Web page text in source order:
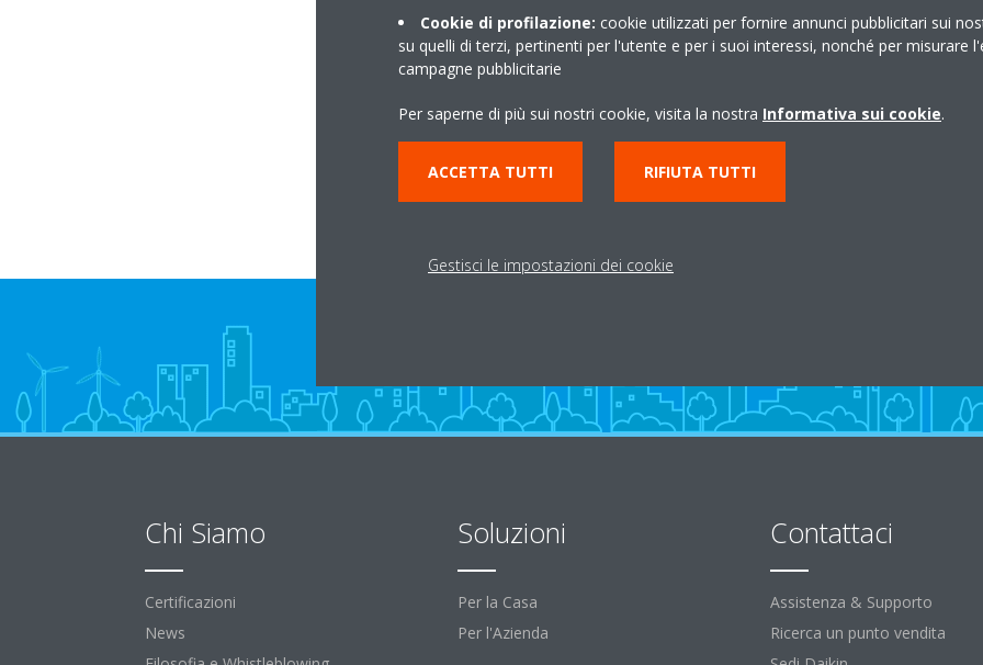
VIA GALILEI 26/A
22078 TURATECO
02.9688368
Chi Siamo
Certificazioni
News
Soluzioni
Per la Casa
Per l'Azienda
Contattaci
Assistenza & Supporto
Ricerca un punto vendita
Cookie di profilazione: cookie utilizzati per fornire annunci pubblicitari sui
su quelli di terzi, pertinenti per l'utente e per i suoi interessi, nonché per misurare
campagne pubblicitarie
Per saperne di più sui nostri cookie, visita la nostra Informativa sui cookie.
ACCETTA TUTTI RIFIUTA TUTTI
Gestisci le impostazioni dei cookie